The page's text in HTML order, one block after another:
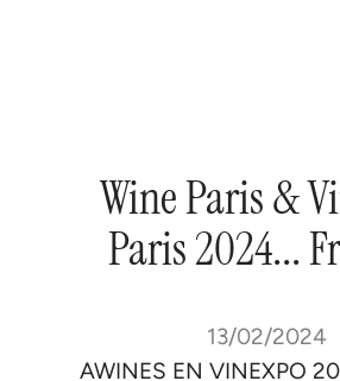
WineParis&
Paris2024...
13/02/2024
AWINES EN VINEXPO